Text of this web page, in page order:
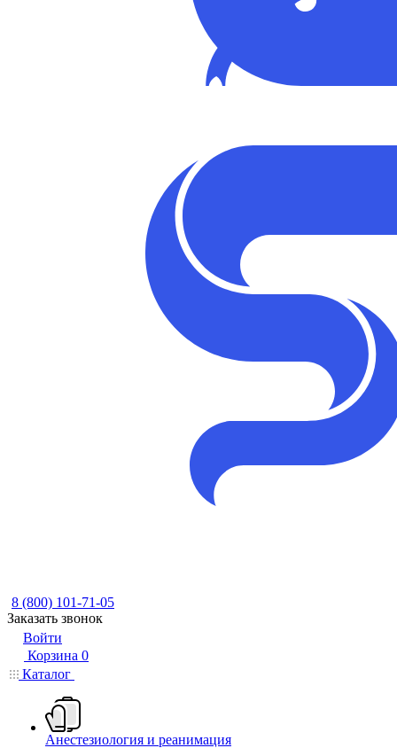
8 (800) 101-71-05
Заказать звонок
Войти
Корзина 0
Каталог
Анестезиология и реанимация